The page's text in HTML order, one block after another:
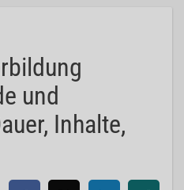
und
Inhalte,